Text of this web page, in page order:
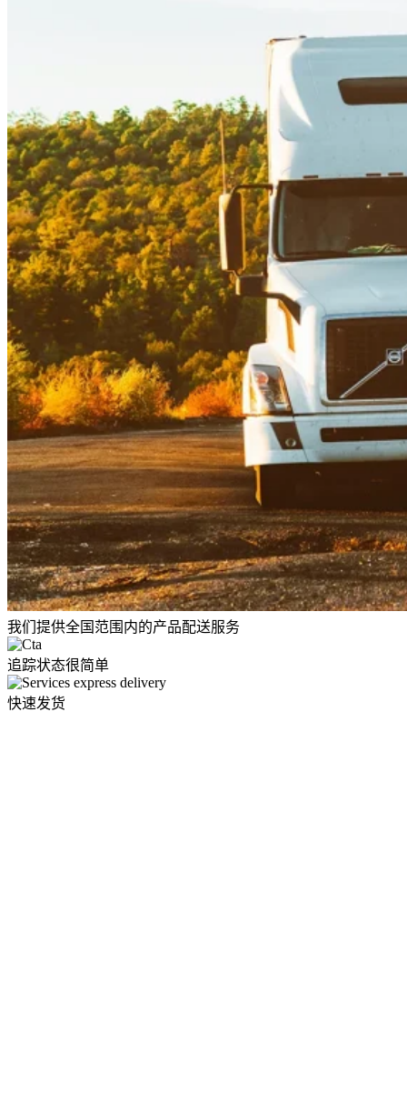
我们提供全国范围内的产品配送服务
追踪状态很简单
快速发货